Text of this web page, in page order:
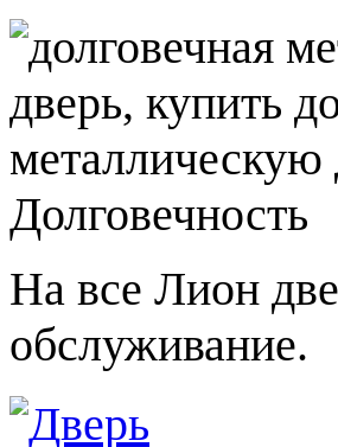
Долговечность
На все Лион
обслуживание.